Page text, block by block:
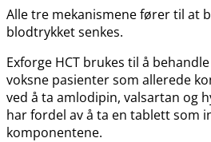
Alle tre mekanismene fører til at
blodtrykket senkes.
Exforge HCT brukes til å behandle
voksne pasienter som allerede
ved å ta amlodipin, valsartan og
har fordel av å ta en tablett som
komponentene.